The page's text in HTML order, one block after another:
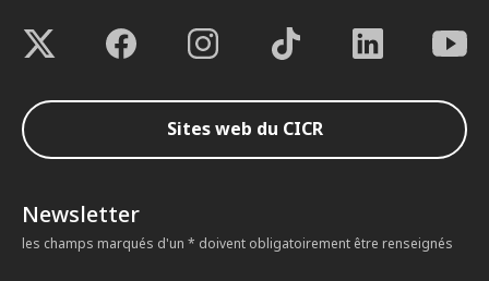
Sites web du CICR
Newsletter
les champs marqués d'un * doivent obligatoirement être renseignés